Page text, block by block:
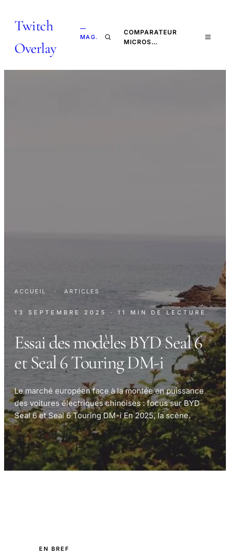
Twitch
Overlay
—
MAG.
COMPARATEUR
MICROS…
ACCUEIL · ARTICLES
13 SEPTEMBRE 2025 · 11 MIN DE LECTURE
Essai des modèles BYD Seal 6
et Seal 6 Touring DM-i
Le marché européen face à la montée en puissance
des voitures électriques chinoises : focus sur BYD
Seal 6 et Seal 6 Touring DM-i En 2025, la scène.
EN BREF